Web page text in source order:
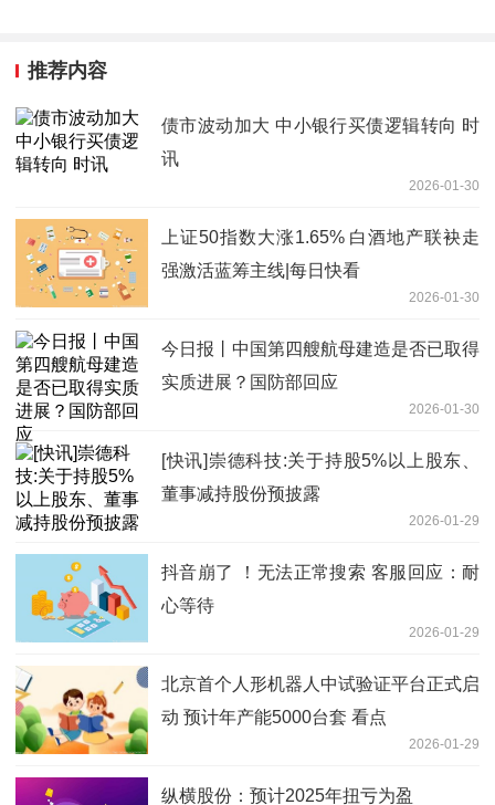
推荐内容
债市波动加大 中小银行买债逻辑转向 时
讯
2026-01-30
上证50指数大涨1.65% 白酒地产联袂走
强激活蓝筹主线|每日快看
2026-01-30
今日报丨中国第四艘航母建造是否已取得
实质进展？国防部回应
2026-01-30
[快讯]崇德科技:关于持股5%以上股东、
董事减持股份预披露
2026-01-29
抖音崩了 ！无法正常搜索 客服回应：耐
心等待
2026-01-29
北京首个人形机器人中试验证平台正式启
动 预计年产能5000台套 看点
2026-01-29
纵横股份：预计2025年扭亏为盈